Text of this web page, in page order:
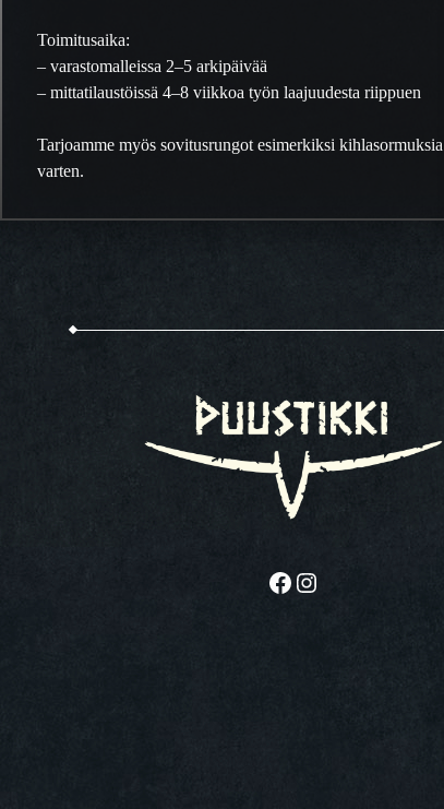
Toimitusaika:
– varastomalleissa 2–5 arkipäivää
– mittatilaustöissä 4–8 viikkoa työn laajuudesta riippuen
Tarjoamme myös sovitusrungot esimerkiksi kihlasormuksia
varten.
Facebook Instagram